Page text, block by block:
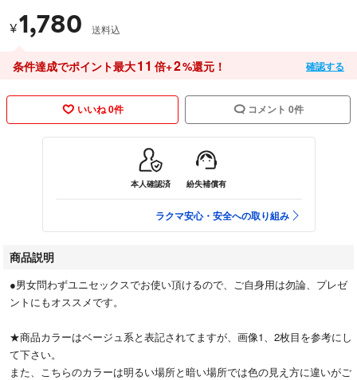
¥1,780 送料込
条件達成でポイント最大11 倍+2%還元！ 確認する
いいね 0件 コメント 0件
本人確認済 紛失補償有
ラクマ安心・安全への取り組み
商品説明
●男女問わずユニセックスでお使い頂けるので、ご自身用は勿論、プレゼ
ントにもオススメです。
★商品カラーはベージュ系と表記されてますが、画像1、2枚目を参考にし
て下さい。
また、こちらのカラーは明るい場所と暗い場所では色の見え方に違いがご